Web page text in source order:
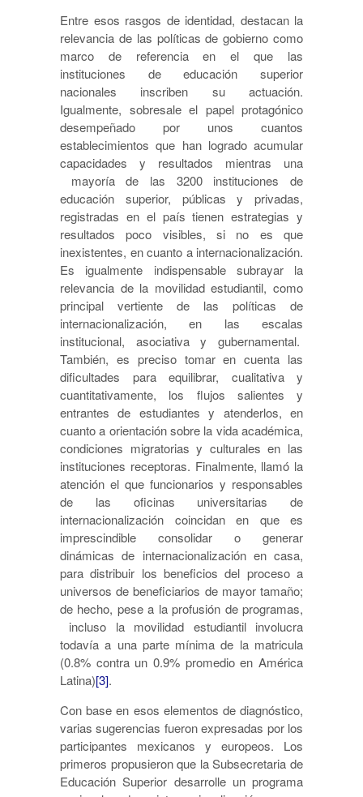
Entre esos rasgos de identidad, destacan la
relevancia de las políticas de gobierno como
marco de referencia en el que las
instituciones de educación superior
nacionales inscriben su actuación.
Igualmente, sobresale el papel protagónico
desempeñado por unos cuantos
establecimientos que han logrado acumular
capacidades y resultados mientras una
mayoría de las 3200 instituciones de
educación superior, públicas y privadas,
registradas en el país tienen estrategias y
resultados poco visibles, si no es que
inexistentes, en cuanto a internacionalización.
Es igualmente indispensable subrayar la
relevancia de la movilidad estudiantil, como
principal vertiente de las políticas de
internacionalización, en las escalas
institucional, asociativa y gubernamental.
También, es preciso tomar en cuenta las
dificultades para equilibrar, cualitativa y
cuantitativamente, los flujos salientes y
entrantes de estudiantes y atenderlos, en
cuanto a orientación sobre la vida académica,
condiciones migratorias y culturales en las
instituciones receptoras. Finalmente, llamó la
atención el que funcionarios y responsables
de las oficinas universitarias de
internacionalización coincidan en que es
imprescindible consolidar o generar
dinámicas de internacionalización en casa,
para distribuir los beneficios del proceso a
universos de beneficiarios de mayor tamaño;
de hecho, pese a la profusión de programas,
incluso la movilidad estudiantil involucra
todavía a una parte mínima de la matricula
(0.8% contra un 0.9% promedio en América
Latina)[3].
Con base en esos elementos de diagnóstico,
varias sugerencias fueron expresadas por los
participantes mexicanos y europeos. Los
primeros propusieron que la Subsecretaria de
Educación Superior desarrolle un programa